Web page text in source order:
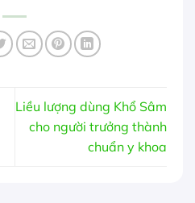
Liều lượng dùng Khổ Sâm
cho người trưởng thành
chuẩn y khoa